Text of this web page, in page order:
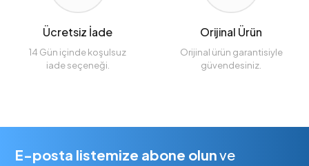
Ücretsiz İade
14 Gün içinde koşulsuz
iade seçeneği.
Orijinal Ürün
Orijinal ürün garantisiyle
güvendesiniz.
E-posta listemize abone olunve